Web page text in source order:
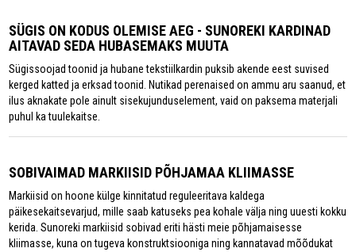
SÜGIS ON KODUS OLEMISE AEG - SUNOREKI KARDINAD
AITAVAD SEDA HUBASEMAKS MUUTA
Sügissoojad toonid ja hubane tekstiilkardin puksib akende eest suvised
kerged katted ja erksad toonid. Nutikad perenaised on ammu aru saanud, et
ilus aknakate pole ainult sisekujunduselement, vaid on paksema materjali
puhul ka tuulekaitse.
SOBIVAIMAD MARKIISID PÕHJAMAA KLIIMASSE
Markiisid on hoone külge kinnitatud reguleeritava kaldega
päikesekaitsevarjud, mille saab katuseks pea kohale välja ning uuesti kokku
kerida. Sunoreki markiisid sobivad eriti hästi meie põhjamaisesse
kliimasse, kuna on tugeva konstruktsiooniga ning kannatavad mõõdukat